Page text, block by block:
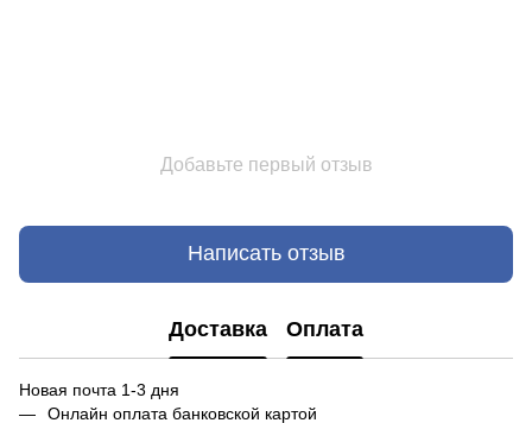
Добавьте первый отзыв
Написать отзыв
Доставка Оплата
Новая почта 1-3 дня
Онлайн оплата банковской картой